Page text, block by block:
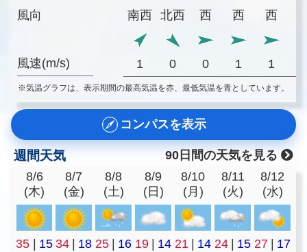
風向
風速(m/s)
南西
北西 西 西 西
1 0 0 1 1
※気温グラフは、表示期間の最高気温を赤、最低気温を青としています。
コンパスを表示
週間天気
90日間の天気を見る
8/6
(木)
8/7
(金)
8/8
(土)
8/9
(日)
8/10
(月)
8/11
(火)
8/12
(水)
35 15 34 18 25 16 19 14 21 14 24 15 27
17